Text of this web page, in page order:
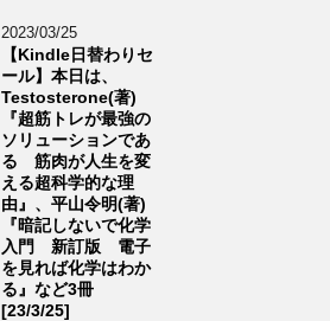
2023/03/25
【Kindle日替わりセ
ール】本日は、
Testosterone(著)
『超筋トレが最強の
ソリューションであ
る 筋肉が人生を変
える超科学的な理
由』、平山令明(著)
『暗記しないで化学
入門 新訂版 電子
を見れば化学はわか
る』など3冊
[23/3/25]